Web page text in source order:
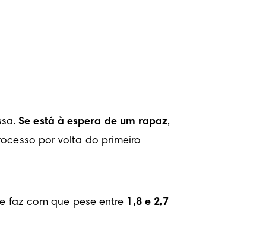
Se está à espera de um rapaz,
por volta do primeiro
faz com que pese entre 1,8 e 2,7